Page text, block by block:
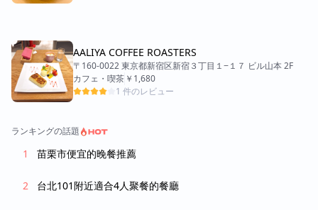
AALIYA COFFEE ROASTERS
〒160-0022 東京都新宿区新宿３丁目１−１７ ビル山本 2F
カフェ・喫茶 ￥1,680
1 件のレビュー
ランキングの話題
苗栗市便宜的晚餐推薦
台北101附近適合4人聚餐的餐廳